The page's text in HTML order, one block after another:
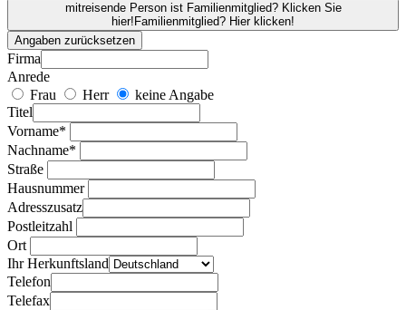
mitreisende Person ist Familienmitglied? Klicken Sie
hier! Familienmitglied? Hier klicken!
Angaben zurücksetzen
Firma
Anrede
Frau
Herr
keine Angabe
Titel
Vorname*
Nachname*
Straße
Hausnummer
Adresszusatz
Postleitzahl
Ort
Ihr Herkunftsland
Telefon
Telefax